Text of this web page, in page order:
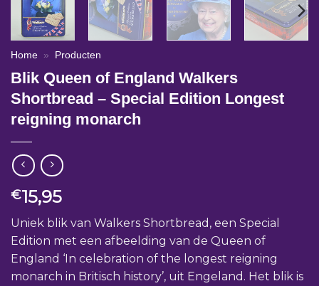
Home » Producten
Blik Queen of England Walkers
Shortbread – Special Edition Longest
reigning monarch
€15,95
Uniek blik van Walkers Shortbread, een Special
Edition met een afbeelding van de Queen of
England ‘In celebration of the longest reigning
monarch in Britisch history’, uit Engeland. Het blik is